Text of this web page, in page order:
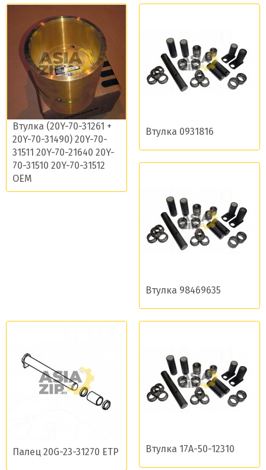
Втулка (20Y-70-31261 +
20Y-70-31490) 20Y-70-
31511 20Y-70-21640 20Y-
70-31510 20Y-70-31512
OEM
Втулка 0931816
Втулка 98469635
Палец 20G-23-31270 ETP Втулка 17А-50-12310